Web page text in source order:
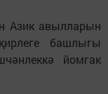
авылларын
башлыгы
йомгак